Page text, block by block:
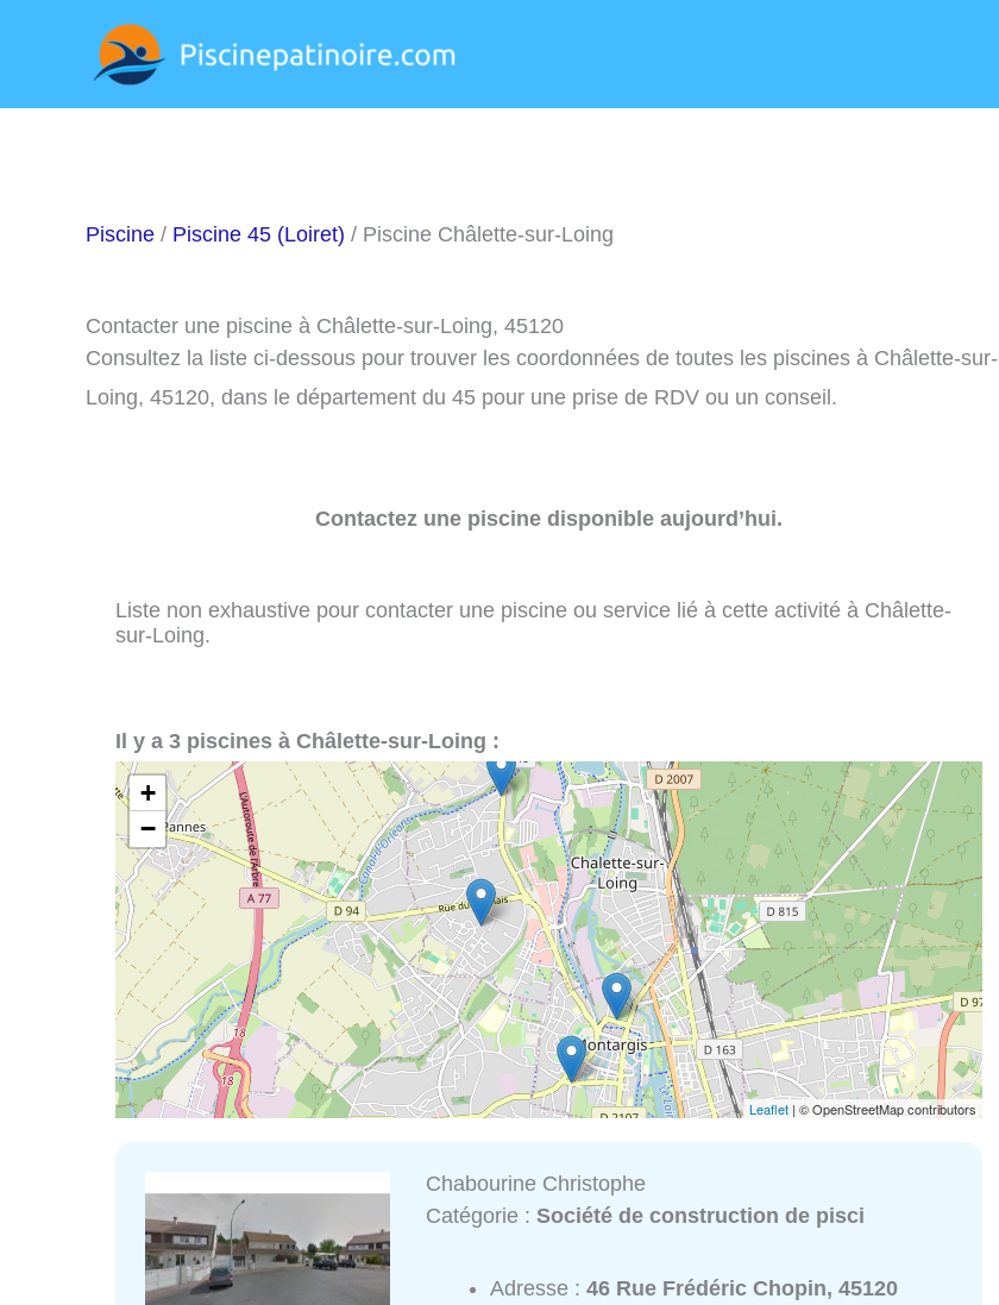
Piscine / Piscine 45 (Loiret) / Piscine Châlette-sur-Loing
Contacter une piscine à Châlette-sur-Loing, 45120
Consultez la liste ci-dessous pour trouver les coordonnées de toutes les piscines à Châlette-sur-
Loing, 45120, dans le département du 45 pour une prise de RDV ou un conseil.
Contactez une piscine disponible aujourd’hui.
Liste non exhaustive pour contacter une piscine ou service lié à cette activité à Châlette-
sur-Loing.
Il y a 3 piscines à Châlette-sur-Loing :
+
−
Leaflet | © OpenStreetMap contributors
Chabourine Christophe
Catégorie :Société de construction de pisci
Adresse :46 Rue Frédéric Chopin, 45120